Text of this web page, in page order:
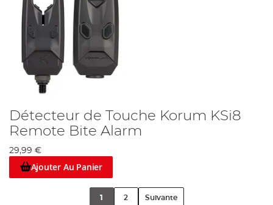
Détecteur de Touche Korum KSi8
Remote Bite Alarm
29,99 €
Ajouter Au Panier
1 2 Suivante